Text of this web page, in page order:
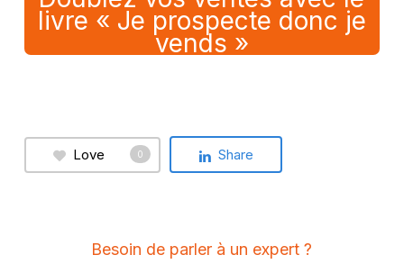
livre « Je prospecte donc je
vends »
Love 0 Share
Besoin de parler à un expert ?